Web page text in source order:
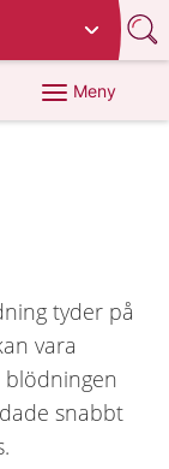
Meny
tyder på
vara
blödningen
snabbt